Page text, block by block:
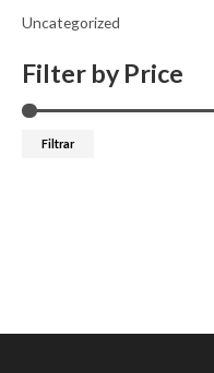
Uncategorized
Filter by Price
Filtrar